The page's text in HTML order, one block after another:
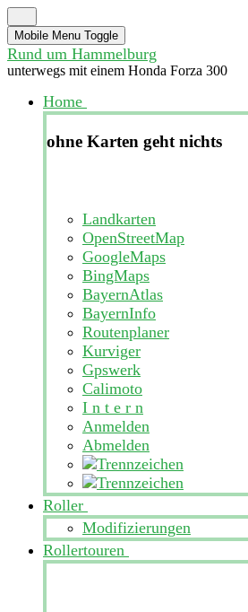
Mobile Menu Toggle
Rund um Hammelburg
unterwegs mit einem Honda Forza 300
Home
ohne Karten geht nichts
Landkarten
OpenStreetMap
GoogleMaps
BingMaps
BayernAtlas
BayernInfo
Routenplaner
Kurviger
Gpswerk
Calimoto
I n t e r n
Anmelden
Abmelden
Roller
Modifizierungen
Rollertouren